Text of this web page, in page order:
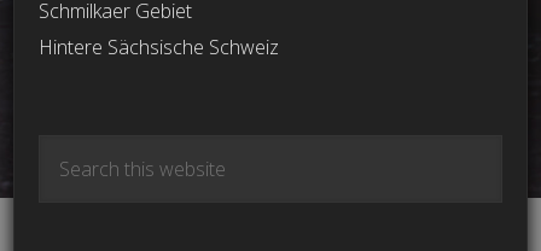
Schmilkaer Gebiet
Hintere Sächsische Schweiz